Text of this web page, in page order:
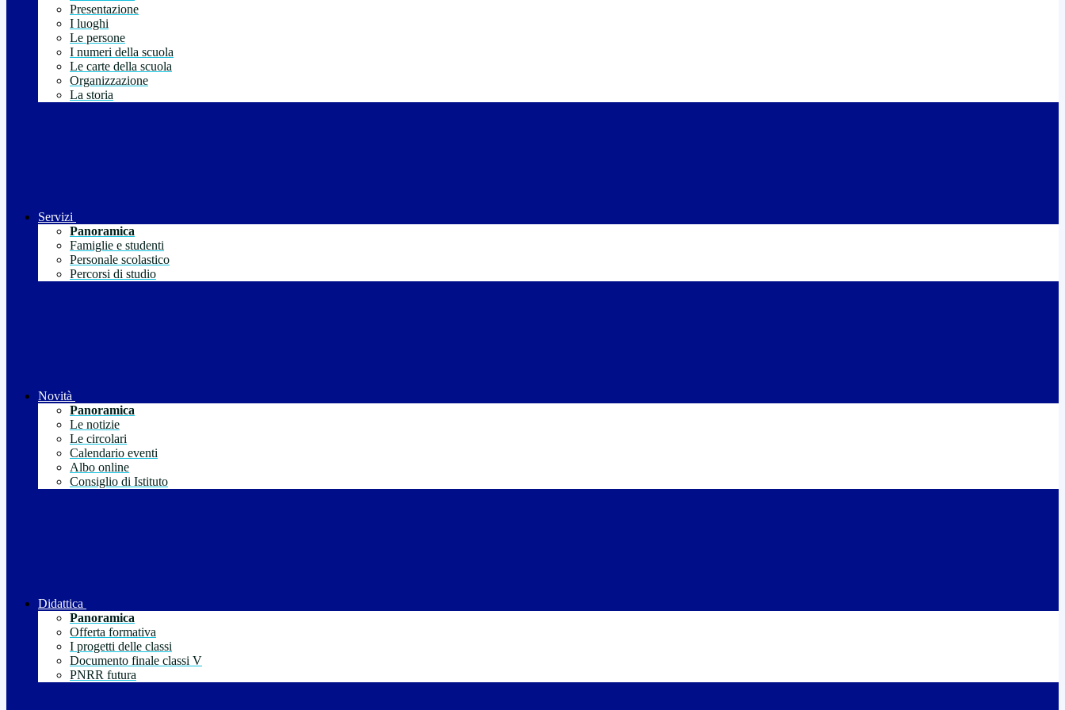
Presentazione
I luoghi
Le persone
I numeri della scuola
Le carte della scuola
Organizzazione
La storia
Servizi
Panoramica
Famiglie e studenti
Personale scolastico
Percorsi di studio
Novità
Panoramica
Le notizie
Le circolari
Calendario eventi
Albo online
Consiglio di Istituto
Didattica
Panoramica
Offerta formativa
I progetti delle classi
Documento finale classi V
PNRR futura